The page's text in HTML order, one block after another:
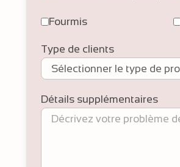
Fourmis
Type de clients
Détails supplémentaires